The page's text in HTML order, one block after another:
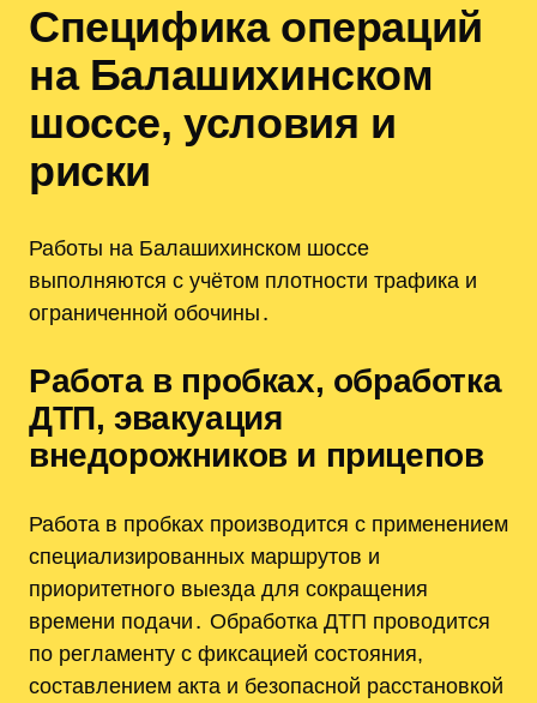
Специфика операций
на Балашихинском
шоссе, условия и
риски
Работы на Балашихинском шоссе
выполняются с учётом плотности трафика и
ограниченной обочины․
Работа в пробках, обработка
ДТП, эвакуация
внедорожников и прицепов
Работа в пробках производится с применением
специализированных маршрутов и
приоритетного выезда для сокращения
времени подачи․ Обработка ДТП проводится
по регламенту с фиксацией состояния,
составлением акта и безопасной расстановкой